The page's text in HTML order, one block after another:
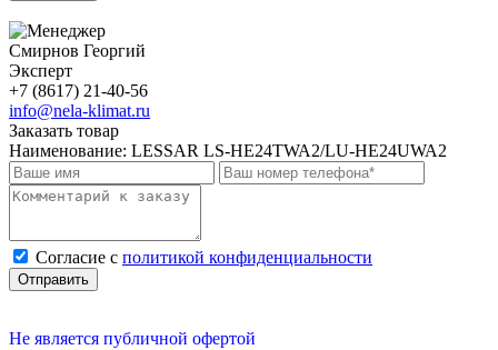
Смирнов Георгий
Эксперт
+7 (8617) 21-40-56
info@nela-klimat.ru
Заказать товар
Наименование: LESSAR LS-HE24TWA2/LU-HE24UWA2
Cогласие с политикой конфиденциальности
Отправить
Не является публичной офертой